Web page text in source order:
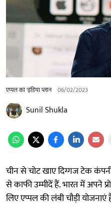
एप्पल का 'इंडिया प्लान 06/02/2023
Sunil Shukla
चीन से चोट खाए दिग्गज टेक
से काफी उम्मीदें हैं. भारत में अपने
लिए एप्पल की लंबी चौड़ी योजनाएं